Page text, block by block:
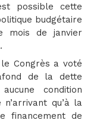
possible cette
budgétaire
mois de janvier
Congrès a voté
de la dette
condition
qu’à la
financement de